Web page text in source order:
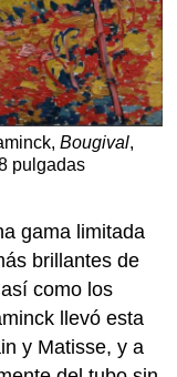
Bougival,
pulgadas
gama limitada
brillantes de
como los
llevó esta
y Matisse, y a